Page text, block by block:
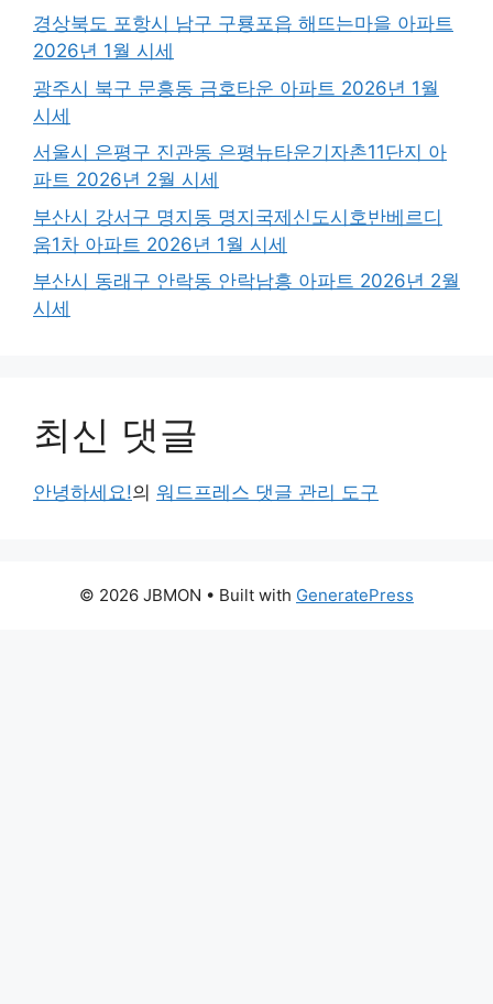
경상북도 포항시 남구 구룡포읍 해뜨는마을 아파트
2026년 1월 시세
광주시 북구 문흥동 금호타운 아파트 2026년 1월
시세
서울시 은평구 진관동 은평뉴타운기자촌11단지 아
파트 2026년 2월 시세
부산시 강서구 명지동 명지국제신도시호반베르디
움1차 아파트 2026년 1월 시세
부산시 동래구 안락동 안락남흥 아파트 2026년 2월
시세
최신 댓글
안녕하세요!의 워드프레스 댓글 관리 도구
© 2026 JBMON • Built with GeneratePress